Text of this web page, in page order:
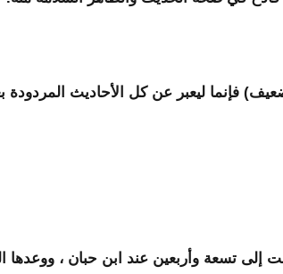
فإنما ليعبر عن كل الأحاديث
تسعة وأربعين عند ابن حبان ، ووعدها